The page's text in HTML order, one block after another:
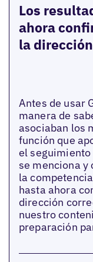
Los
ahora
la
Antes de usar
manera de
asociaban los
función que
el
se menciona y
la
hasta ahora
dirección
nuestro
preparación